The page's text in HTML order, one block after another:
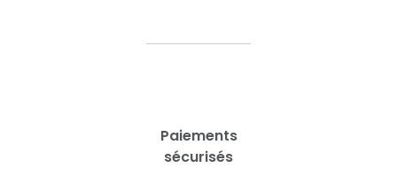
Paiements
sécurisés